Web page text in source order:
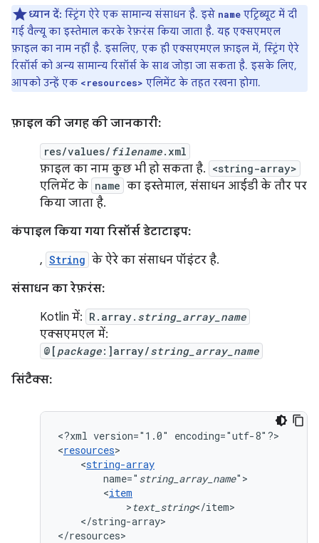
ध्यान दें: स्ट्रिंग ऐरे एक सामान्य संसाधन है. इसे name एट्रिब्यूट में दी
गई वैल्यू का इस्तेमाल करके रेफ़रंस किया जाता है. यह एक्सएमएल
फ़ाइल का नाम नहीं है. इसलिए, एक ही एक्सएमएल फ़ाइल में, स्ट्रिंग ऐरे
रिसॉर्स को अन्य सामान्य रिसॉर्स के साथ जोड़ा जा सकता है. इसके लिए,
आपको उन्हें एक <resources> एलिमेंट के तहत रखना होगा.
फ़ाइल की जगह की जानकारी:
res/values/ filename.xml
फ़ाइल का नाम कुछ भी हो सकता है. <string-array>
एलिमेंट के name का इस्तेमाल, संसाधन आईडी के तौर पर
किया जाता है.
कंपाइल किया गया रिसॉर्स डेटाटाइप:
, String के ऐरे का संसाधन पॉइंटर है.
संसाधन का रेफ़रंस:
Kotlin में: R.array. string_array_name
एक्सएमएल में:
@[ package:]array/string_array_name
सिंटैक्स:
<?xml version="1.0"
encoding="utf-8"?>
<resources
<string-array
name=" string_array_name
<item
>text_string
</string-array>
</resources>